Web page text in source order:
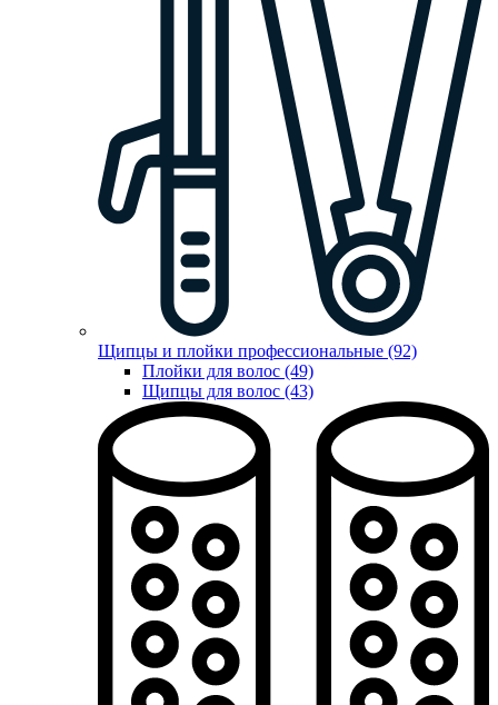
Щипцы и плойки профессиональные (92)
Плойки для волос (49)
Щипцы для волос (43)